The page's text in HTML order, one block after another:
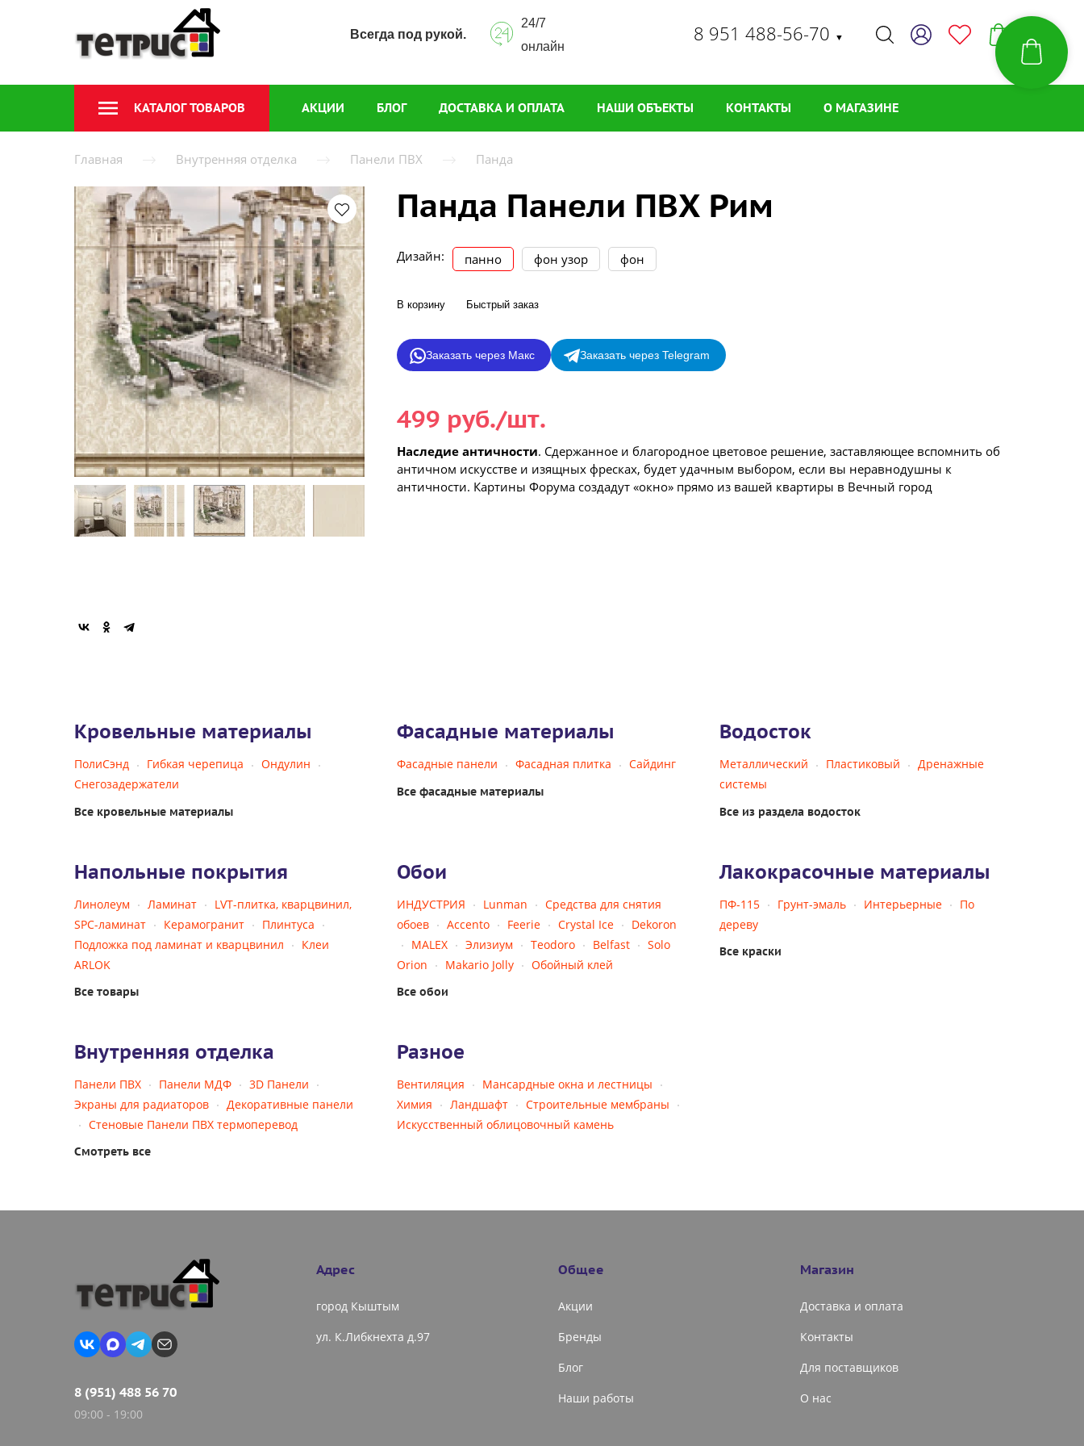
Всегда под рукой.
24/7
онлайн
8 951 488-56-70 ▼
КАТАЛОГ ТОВАРОВ АКЦИИ БЛОГ ДОСТАВКА И ОПЛАТА НАШИ ОБЪЕКТЫ КОНТАКТЫ О МАГАЗИНЕ
Главная Внутренняя отделка Панели ПВХ Панда
Панда Панели ПВХ Рим
Дизайн: панно фон узор фон
В корзину Быстрый заказ
Заказать через Макс Заказать через Telegram
499 руб./шт.
Наследие античности. Сдержанное и благородное цветовое решение, заставляющее вспомнить об
античном искусстве и изящных фресках, будет удачным выбором, если вы неравнодушны к
античности. Картины Форума создадут «окно» прямо из вашей квартиры в Вечный город
Кровельные материалы
ПолиСэнд Гибкая черепица
Ондулин
Снегозадержатели
Все кровельные материалы
Фасадные материалы
Фасадные панели Фасадная плитка Сайдинг
Все фасадные материалы
Водосток
Металлический Пластиковый
Дренажные
системы
Все из раздела водосток
Напольные покрытия
Линолеум Ламинат
LVT-плитка, кварцвинил,
SPC-ламинат
Керамогранит
Плинтуса
Подложка под ламинат и кварцвинил
Клеи
ARLOK
Все товары
Обои
ИНДУСТРИЯ Lunman
Средства для снятия
обоев
Accento Feerie Crystal Ice
Dekoron
MALEX
Элизиум Teodoro Belfast
Solo
Orion
Makario Jolly Обойный клей
Все обои
Лакокрасочные материалы
ПФ-115 Грунт-эмаль Интерьерные
По
дереву
Все краски
Внутренняя отделка
Панели ПВХ Панели МДФ
3D Панели
Экраны для радиаторов
Декоративные панели
Стеновые Панели ПВХ термоперевод
Смотреть все
Разное
Вентиляция
Мансардные окна и лестницы
Химия
Ландшафт
Строительные мембраны
Искусственный облицовочный камень
8 (951) 488 56 70
09:00 - 19:00
Адрес
город Кыштым
ул. К.Либкнехта д.97
Общее
Акции
Бренды
Блог
Наши работы
Магазин
Доставка и оплата
Контакты
Для поставщиков
О нас